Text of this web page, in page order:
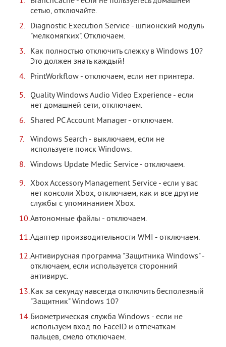
сетью, отключайте.
Diagnostic Execution Service - шпионский модуль
"мелкомягких". Отключаем.
Как полностью отключить слежку в Windows 10?
Это должен знать каждый!
PrintWorkflow - отключаем, если нет принтера.
Quality Windows Audio Video Experience - если
нет домашней сети, отключаем.
Shared PC Account Manager - отключаем.
Windows Search - выключаем, если не
используете поиск Windows.
Windows Update Medic Service - отключаем.
Xbox Accessory Management Service - если у вас
нет консоли Xbox, отключаем, как и все другие
службы с упоминанием Xbox.
Автономные файлы - отключаем.
Адаптер производительности WMI - отключаем.
Антивирусная программа "Защитника Windows" -
отключаем, если используется сторонний
антивирус.
Как за секунду навсегда отключить бесполезный
"Защитник" Windows 10?
Биометрическая служба Windows - если не
используем вход по FaceID и отпечаткам
пальцев, смело отключаем.